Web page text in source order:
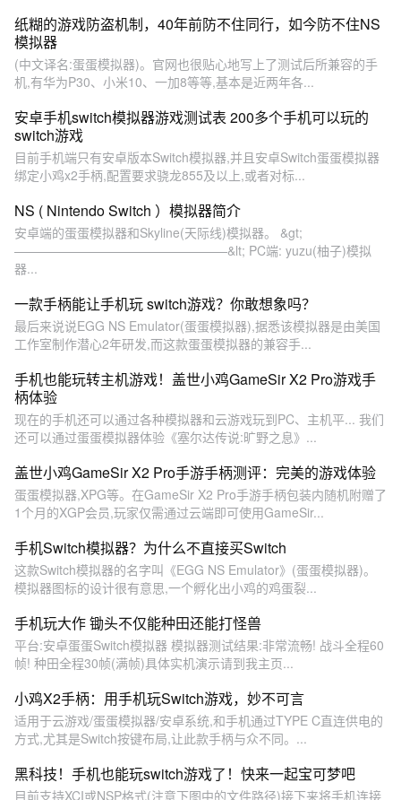
纸糊的游戏防盗机制，40年前防不住同行，如今防不住NS
模拟器
(中文译名:蛋蛋模拟器)。官网也很贴心地写上了测试后所兼容的手
机,有华为P30、小米10、一加8等等,基本是近两年各...
安卓手机switch模拟器游戏测试表 200多个手机可以玩的
switch游戏
目前手机端只有安卓版本Switch模拟器,并且安卓Switch蛋蛋模拟器
绑定小鸡x2手柄,配置要求骁龙855及以上,或者对标...
NS ( Nintendo Switch ）模拟器简介
安卓端的蛋蛋模拟器和Skyline(天际线)模拟器。 &gt;
—————————————————&lt; PC端: yuzu(柚子)模拟
器...
一款手柄能让手机玩 switch游戏？你敢想象吗？
最后来说说EGG NS Emulator(蛋蛋模拟器),据悉该模拟器是由美国
工作室制作潜心2年研发,而这款蛋蛋模拟器的兼容手...
手机也能玩转主机游戏！盖世小鸡GameSir X2 Pro游戏手
柄体验
现在的手机还可以通过各种模拟器和云游戏玩到PC、主机平... 我们
还可以通过蛋蛋模拟器体验《塞尔达传说:旷野之息》...
盖世小鸡GameSir X2 Pro手游手柄测评：完美的游戏体验
蛋蛋模拟器,XPG等。在GameSir X2 Pro手游手柄包装内随机附赠了
1个月的XGP会员,玩家仅需通过云端即可使用GameSir...
手机Switch模拟器？为什么不直接买Switch
这款Switch模拟器的名字叫《EGG NS Emulator》(蛋蛋模拟器)。
模拟器图标的设计很有意思,一个孵化出小鸡的鸡蛋裂...
手机玩大作 锄头不仅能种田还能打怪兽
平台:安卓蛋蛋Switch模拟器 模拟器测试结果:非常流畅! 战斗全程60
帧! 种田全程30帧(满帧)具体实机演示请到我主页...
小鸡X2手柄：用手机玩Switch游戏，妙不可言
适用于云游戏/蛋蛋模拟器/安卓系统,和手机通过TYPE C直连供电的
方式,尤其是Switch按键布局,让此款手柄与众不同。...
黑科技！手机也能玩switch游戏了！快来一起宝可梦吧
目前支持XCI或NSP格式(注意下图中的文件路径)接下来将手机连接